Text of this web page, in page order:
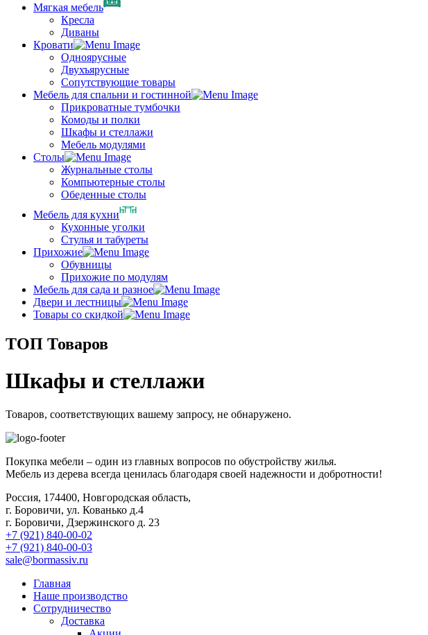
Мягкая мебель
Кресла
Диваны
Кровати
Одноярусные
Двухъярусные
Сопутствующие товары
Мебель для спальни и гостинной
Прикроватные тумбочки
Комоды и полки
Шкафы и стеллажи
Мебель модулями
Столы
Журнальные столы
Компьютерные столы
Обеденные столы
Мебель для кухни
Кухонные уголки
Стулья и табуреты
Прихожие
Обувницы
Прихожие по модулям
Мебель для сада и разное
Двери и лестницы
Товары со скидкой
ТОП Товаров
Шкафы и стеллажи
Товаров, соответствующих вашему запросу, не обнаружено.
Покупка мебели – один из главных вопросов по обустройству жилья.
Мебель из дерева всегда ценилась благодаря своей надежности и добротности!
Россия, 174400, Новгородская область,
г. Боровичи, ул. Кованько д.4
г. Боровичи, Дзержинского д. 23
+7 (921) 840-00-02
+7 (921) 840-00-03
sale@bormassiv.ru
Главная
Наше производство
Сотрудничество
Доставка